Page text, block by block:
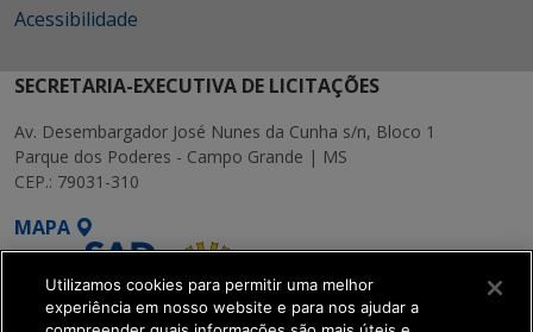
Acessibilidade
SECRETARIA-EXECUTIVA DE LICITAÇÕES
Av. Desembargador José Nunes da Cunha s/n, Bloco 1
Parque dos Poderes - Campo Grande | MS
CEP.: 79031-310
MAPA
Utilizamos cookies para permitir uma melhor
experiência em nosso website e para nos ajudar a